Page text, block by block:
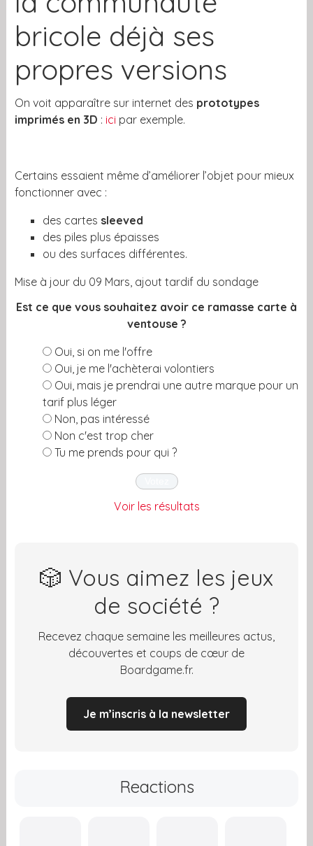
bricole déjà ses
propres versions
On voit apparaître sur internet des prototypes
imprimés en 3D : ici par exemple.
Certains essaient même d’améliorer l’objet pour mieux
fonctionner avec :
des cartes sleeved
des piles plus épaisses
ou des surfaces différentes.
Mise à jour du 09 Mars, ajout tardif du sondage
Est ce que vous souhaitez avoir ce ramasse carte à
ventouse ?
Oui, si on me l'offre
Oui, je me l'achèterai volontiers
Oui, mais je prendrai une autre marque pour un
tarif plus léger
Non, pas intéressé
Non c'est trop cher
Tu me prends pour qui ?
Voir les résultats
🎲 Vous aimez les jeux
de société ?
Recevez chaque semaine les meilleures actus,
découvertes et coups de cœur de
Boardgame.fr.
Je m’inscris à la newsletter
Reactions